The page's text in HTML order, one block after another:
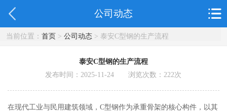
公司动态
当前位置： 首页> 公司动态> 泰安C型钢的生产流程
泰安C型钢的生产流程
发布时间：2025-11-24 浏览次数：222次
在现代工业与民用建筑领域，C型钢作为承重骨架的核心构件，以其